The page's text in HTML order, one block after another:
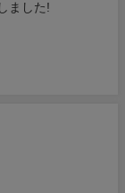
ました!